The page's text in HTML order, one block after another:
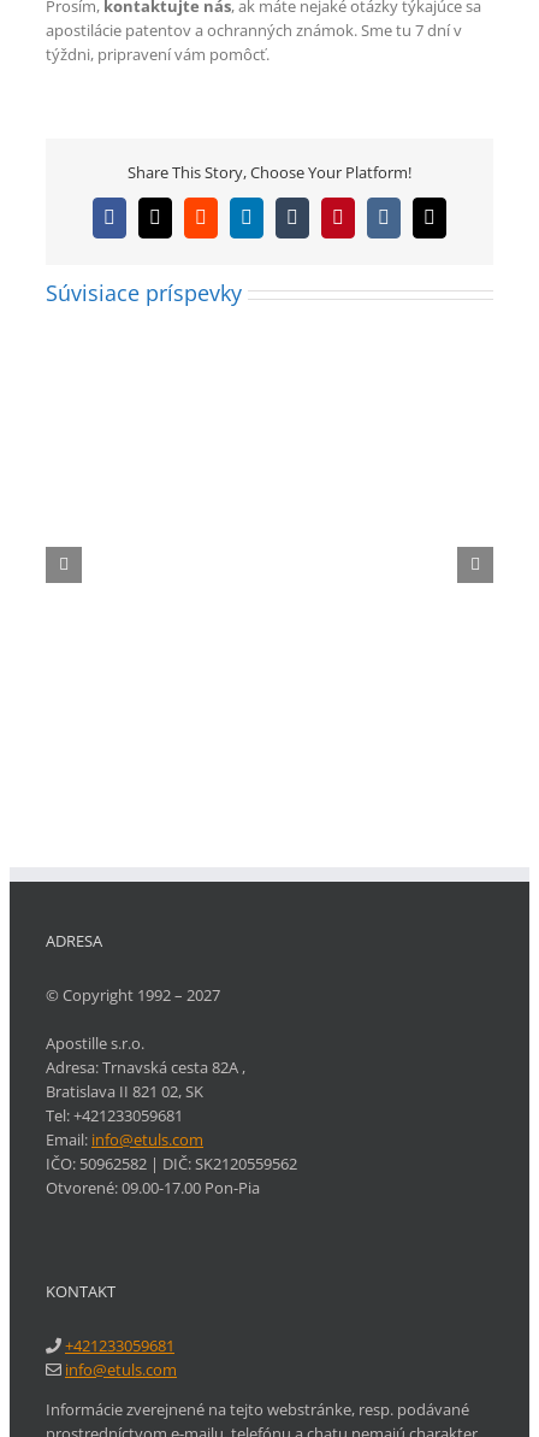
Prosím, kontaktujte nás, ak máte nejaké otázky týkajúce sa
apostilácie patentov a ochranných známok. Sme tu 7 dní v
týždni, pripravení vám pomôcť.
Share This Story, Choose Your Platform!
Facebook
X RedditLinkedInTumblrPinterestVk Email
Súvisiace príspevky
získať
ADRESA
© Copyright 1992 – 2027
Apostille s.r.o.
Adresa:Trnavská cesta 82A ,
Bratislava II 821 02,SK
Tel:+421233059681
Email: info@etuls.com
IČO: 50962582 | DIČ:SK2120559562
Otvorené:09.00-17.00 Pon-Pia
KONTAKT
+421233059681
info@etuls.com
Informácie zverejnené na tejto webstránke, resp. podávané